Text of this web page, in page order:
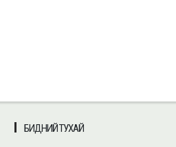
БИДНИЙ ТУХАЙ